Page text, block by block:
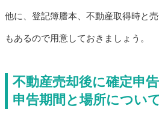
他に、登記簿謄本、不動産取得時と
もあるので用意しておきましょう。
不動産売却後に確定申
申告期間と場所につい